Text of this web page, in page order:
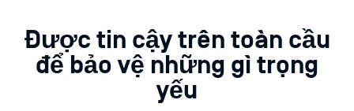
Được tin cậy trên toàn cầu
để bảo vệ những gì trọng
yếu